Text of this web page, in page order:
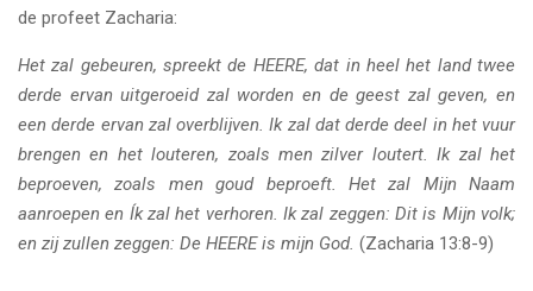
de profeet Zacharia:
Het zal gebeuren, spreekt de HEERE, dat in heel het land twee
derde ervan uitgeroeid zal worden en de geest zal geven, en
een derde ervan zal overblijven. Ik zal dat derde deel in het vuur
brengen en het louteren, zoals men zilver loutert. Ik zal het
beproeven, zoals men goud beproeft. Het zal Mijn Naam
aanroepen en Ík zal het verhoren. Ik zal zeggen: Dit is Mijn volk;
en zij zullen zeggen: De HEERE is mijn God. (Zacharia 13:8-9)